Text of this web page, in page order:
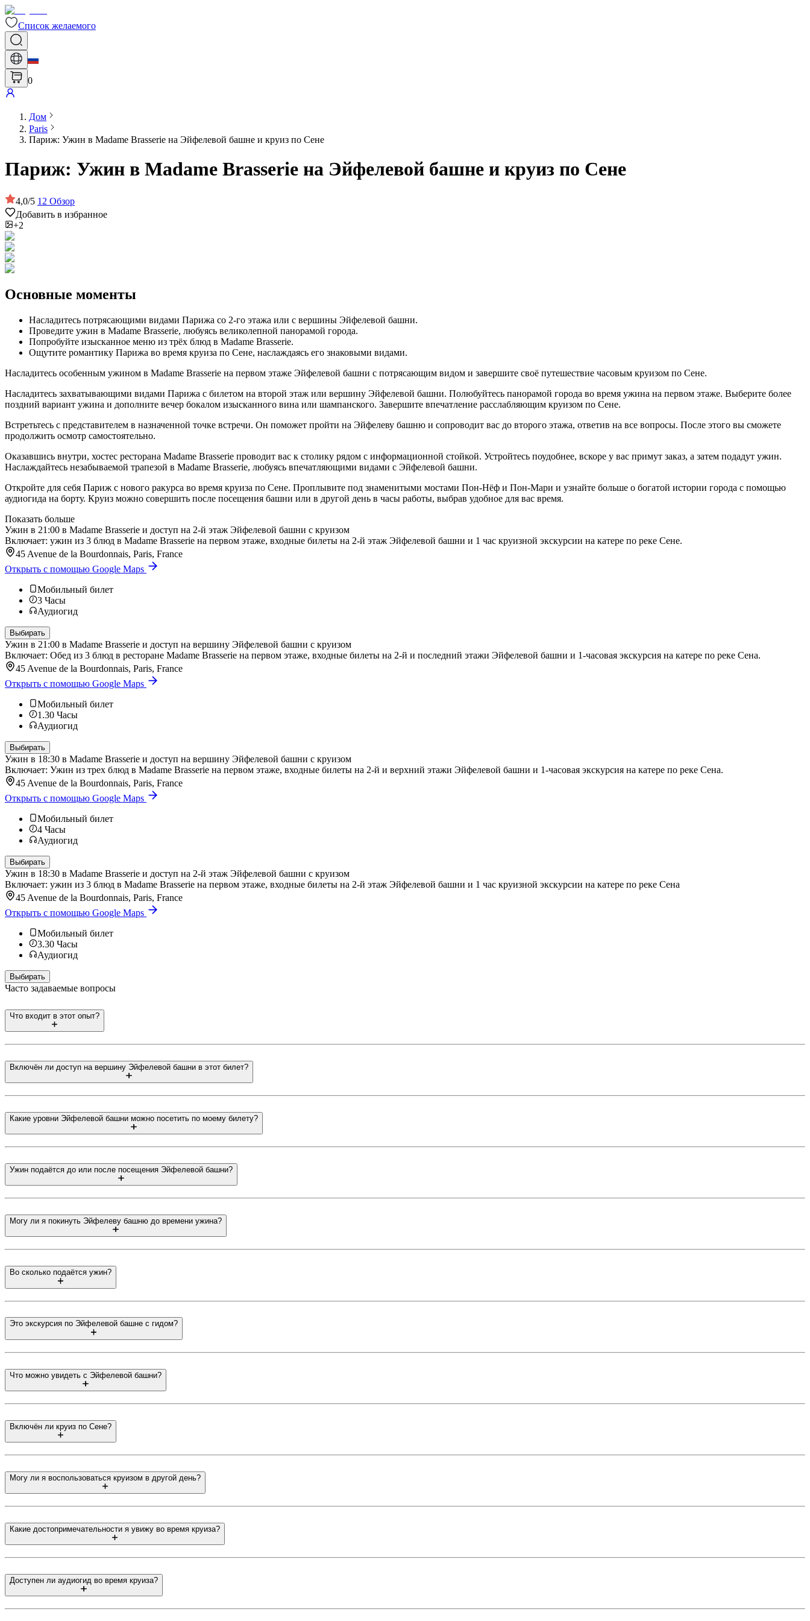
Список желаемого
0
Дом
Paris
Париж: Ужин в Madame Brasserie на Эйфелевой башне и круиз по Сене
Париж: Ужин в Madame Brasserie на Эйфелевой башне и круиз по Сене
4,0/5 12 Обзор
Добавить в избранное
+2
Основные моменты
Насладитесь потрясающими видами Парижа со 2-го этажа или с вершины Эйфелевой башни.
Проведите ужин в Madame Brasserie, любуясь великолепной панорамой города.
Попробуйте изысканное меню из трёх блюд в Madame Brasserie.
Ощутите романтику Парижа во время круиза по Сене, наслаждаясь его знаковыми видами.
Насладитесь особенным ужином в Madame Brasserie на первом этаже Эйфелевой башни с потрясающим видом и завершите своё путешествие часовым круизом по Сене.
Насладитесь захватывающими видами Парижа с билетом на второй этаж или вершину Эйфелевой башни. Полюбуйтесь панорамой города во время ужина на первом этаже. Выберите более
поздний вариант ужина и дополните вечер бокалом изысканного вина или шампанского. Завершите впечатление расслабляющим круизом по Сене.
Встретьтесь с представителем в назначенной точке встречи. Он поможет пройти на Эйфелеву башню и сопроводит вас до второго этажа, ответив на все вопросы. После этого вы сможете
продолжить осмотр самостоятельно.
Оказавшись внутри, хостес ресторана Madame Brasserie проводит вас к столику рядом с информационной стойкой. Устройтесь поудобнее, вскоре у вас примут заказ, а затем подадут ужин.
Наслаждайтесь незабываемой трапезой в Madame Brasserie, любуясь впечатляющими видами с Эйфелевой башни.
Откройте для себя Париж с нового ракурса во время круиза по Сене. Проплывите под знаменитыми мостами Пон-Нёф и Пон-Мари и узнайте больше о богатой истории города с помощью
аудиогида на борту. Круиз можно совершить после посещения башни или в другой день в часы работы, выбрав удобное для вас время.
Показать больше
Ужин в 21:00 в Madame Brasserie и доступ на 2-й этаж Эйфелевой башни с круизом
Включает: ужин из 3 блюд в Madame Brasserie на первом этаже, входные билеты на 2-й этаж Эйфелевой башни и 1 час круизной экскурсии на катере по реке Сене.
45 Avenue de la Bourdonnais, Paris, France
Открыть с помощью Google Maps
Мобильный билет
3 Часы
Аудиогид
Выбирать
Ужин в 21:00 в Madame Brasserie и доступ на вершину Эйфелевой башни с круизом
Включает: Обед из 3 блюд в ресторане Madame Brasserie на первом этаже, входные билеты на 2-й и последний этажи Эйфелевой башни и 1-часовая экскурсия на катере по реке Сена.
45 Avenue de la Bourdonnais, Paris, France
Открыть с помощью Google Maps
Мобильный билет
1.30 Часы
Аудиогид
Выбирать
Ужин в 18:30 в Madame Brasserie и доступ на вершину Эйфелевой башни с круизом
Включает: Ужин из трех блюд в Madame Brasserie на первом этаже, входные билеты на 2-й и верхний этажи Эйфелевой башни и 1-часовая экскурсия на катере по реке Сена.
45 Avenue de la Bourdonnais, Paris, France
Открыть с помощью Google Maps
Мобильный билет
4 Часы
Аудиогид
Выбирать
Ужин в 18:30 в Madame Brasserie и доступ на 2-й этаж Эйфелевой башни с круизом
Включает: ужин из 3 блюд в Madame Brasserie на первом этаже, входные билеты на 2-й этаж Эйфелевой башни и 1 час круизной экскурсии на катере по реке Сена
45 Avenue de la Bourdonnais, Paris, France
Открыть с помощью Google Maps
Мобильный билет
3.30 Часы
Аудиогид
Выбирать
Часто задаваемые вопросы
Что входит в этот опыт?
Включён ли доступ на вершину Эйфелевой башни в этот билет?
Какие уровни Эйфелевой башни можно посетить по моему билету?
Ужин подаётся до или после посещения Эйфелевой башни?
Могу ли я покинуть Эйфелеву башню до времени ужина?
Во сколько подаётся ужин?
Это экскурсия по Эйфелевой башне с гидом?
Что можно увидеть с Эйфелевой башни?
Включён ли круиз по Сене?
Могу ли я воспользоваться круизом в другой день?
Какие достопримечательности я увижу во время круиза?
Доступен ли аудиогид во время круиза?